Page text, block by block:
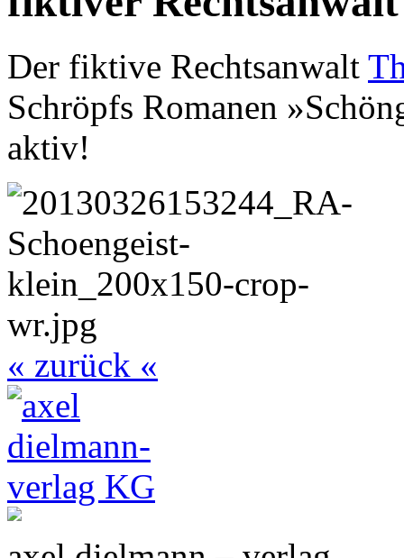
Der fiktive Rechtsanwalt
Schröpfs Romanen
aktiv!
« zurück «